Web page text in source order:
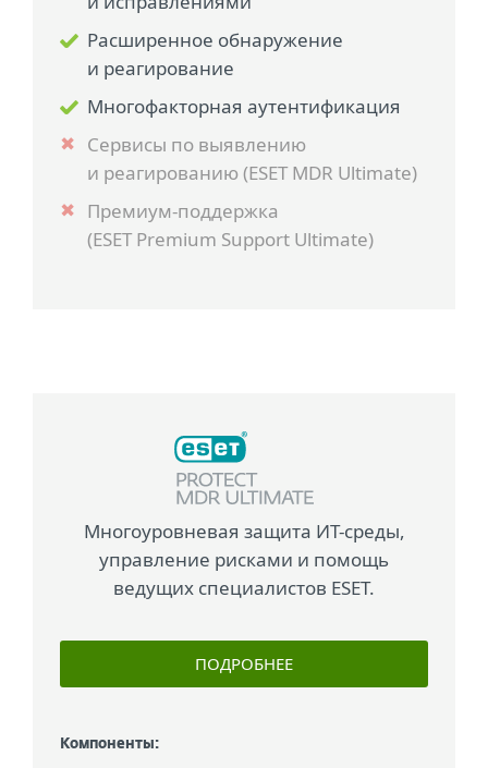
Расширенное обнаружение
и реагирование
Многофакторная аутентификация
Сервисы по выявлению
и реагированию (ESET MDR Ultimate)
Премиум-поддержка
(ESET Premium Support Ultimate)
Многоуровневая защита ИТ-среды,
управление рисками и помощь
ведущих специалистов ESET.
ПОДРОБНЕЕ
Компоненты: